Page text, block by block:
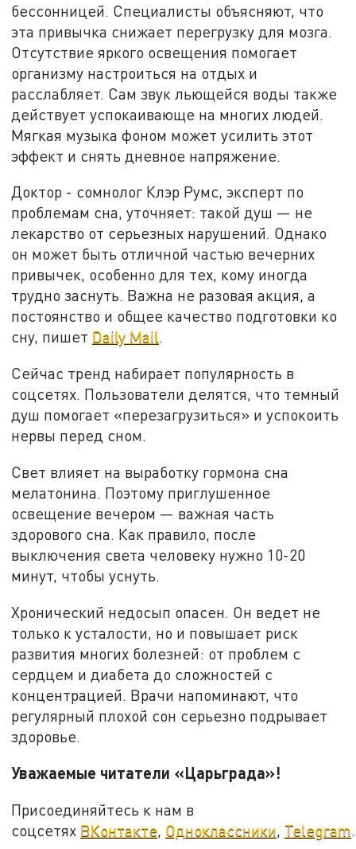
бессонницей. Специалисты объясняют, что
эта привычка снижает перегрузку для мозга.
Отсутствие яркого освещения помогает
организму настроиться на отдых и
расслабляет. Сам звук льющейся воды также
действует успокаивающе на многих людей.
Мягкая музыка фоном может усилить этот
эффект и снять дневное напряжение.
Доктор - сомнолог Клэр Румс, эксперт по
проблемам сна, уточняет: такой душ — не
лекарство от серьезных нарушений. Однако
он может быть отличной частью вечерних
привычек, особенно для тех, кому иногда
трудно заснуть. Важна не разовая акция, а
постоянство и общее качество подготовки ко
сну, пишет Daily Mail.
Сейчас тренд набирает популярность в
соцсетях. Пользователи делятся, что темный
душ помогает «перезагрузиться» и успокоить
нервы перед сном.
Свет влияет на выработку гормона сна
мелатонина. Поэтому приглушенное
освещение вечером — важная часть
здорового сна. Как правило, после
выключения света человеку нужно 10-20
минут, чтобы уснуть.
Хронический недосып опасен. Он ведет не
только к усталости, но и повышает риск
развития многих болезней: от проблем с
сердцем и диабета до сложностей с
концентрацией. Врачи напоминают, что
регулярный плохой сон серьезно подрывает
здоровье.
Уважаемые читатели «Царьграда»!
Присоединяйтесь к нам в
соцсетях ВКонтакте, Одноклассники, Telegram.